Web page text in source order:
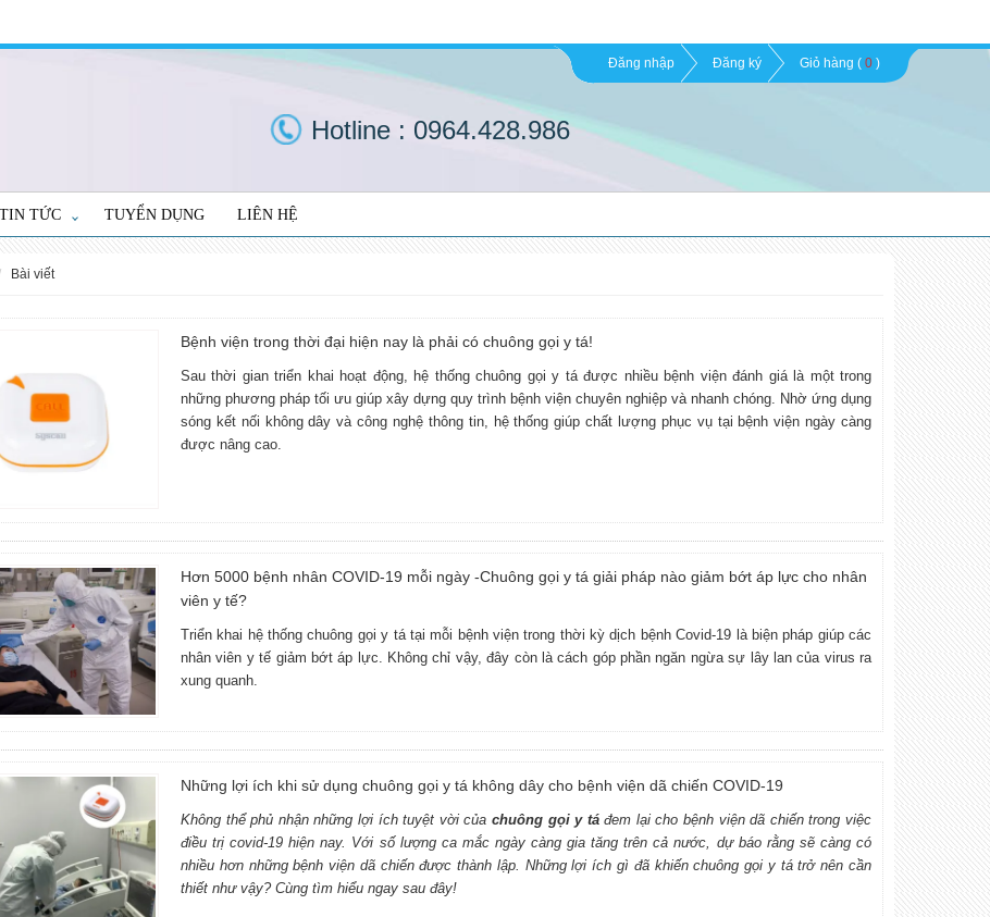
Đăng nhập Đăng ký Giỏ hàng ( 0 )
Hotline : 0964.428.986
TIN TỨC TUYỂN DỤNG LIÊN HỆ
bài viết
Bệnh viện trong thời đại hiện nay là phải có chuông gọi y tá!
Sau thời gian triển khai hoạt động, hệ thống chuông gọi y tá được nhiều bệnh viện đánh giá là một trong
những phương pháp tối ưu giúp xây dựng quy trình bệnh viện chuyên nghiệp và nhanh chóng. Nhờ ứng dụng
sóng kết nối không dây và công nghệ thông tin, hệ thống giúp chất lượng phục vụ tại bệnh viện ngày càng
được nâng cao.
Hơn 5000 bệnh nhân COVID-19 mỗi ngày -Chuông gọi y tá giải pháp nào giảm bớt áp lực cho nhân
viên y tế?
Triển khai hệ thống chuông gọi y tá tại mỗi bệnh viện trong thời kỳ dịch bệnh Covid-19 là biện pháp giúp các
nhân viên y tế giảm bớt áp lực. Không chỉ vậy, đây còn là cách góp phần ngăn ngừa sự lây lan của virus ra
xung quanh.
Những lợi ích khi sử dụng chuông gọi y tá không dây cho bệnh viện dã chiến COVID-19
Không thể phủ nhận những lợi ích tuyệt vời của chuông gọi y táđem lại cho bệnh viện dã chiến trong việc
điều trị covid-19 hiện nay. Với số lượng ca mắc ngày càng gia tăng trên cả nước, dự báo rằng sẽ càng có
nhiều hơn những bệnh viện dã chiến được thành lập. Những lợi ích gì đã khiến chuông gọi y tá trở nên cần
thiết như vậy? Cùng tìm hiểu ngay sau đây!